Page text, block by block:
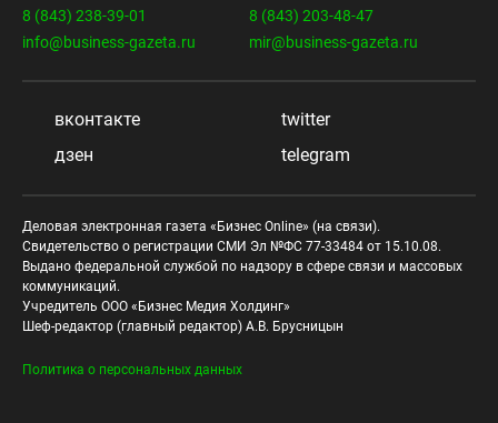
8 (843) 238-39-01
info@business-gazeta.ru
8 (843) 203-48-47
mir@business-gazeta.ru
вконтакте
twitter
дзен
telegram
Деловая электронная газета «Бизнес Online» (на связи).
Свидетельство о регистрации СМИ Эл №ФС 77-33484 от 15.10.08.
Выдано федеральной службой по надзору в сфере связи и массовых
коммуникаций.
Учредитель ООО «Бизнес Медия Холдинг»
Шеф-редактор (главный редактор) А.В. Брусницын
Политика о персональных данных